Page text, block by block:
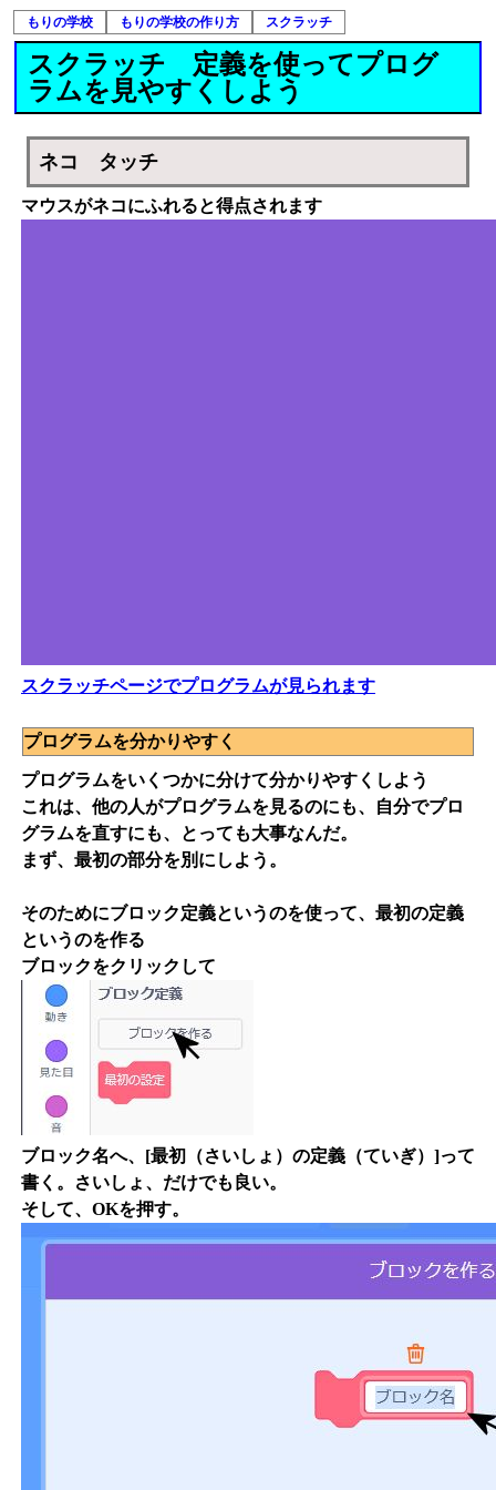
もりの学校 もりの学校の作り方 スクラッチ
スクラッチ 定義を使ってプログ
ラムを見やすくしよう
ネコ タッチ
マウスがネコにふれると得点されます
スクラッチページでプログラムが見られます
プログラムを分かりやすく
プログラムをいくつかに分けて分かりやすくしよう
これは、他の人がプログラムを見るのにも、自分でプロ
グラムを直すにも、とっても大事なんだ。
まず、最初の部分を別にしよう。
そのためにブロック定義というのを使って、最初の定義
というのを作る
ブロックをクリックして
ブロック名へ、[最初（さいしょ）の定義（ていぎ）]って
書く。さいしょ、だけでも良い。
そして、OKを押す。